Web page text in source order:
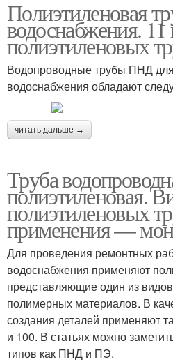
Полиэтиленовая
водоснабжения.
полиэтиленовых
Водопроводные трубы ПНД
водоснабжения обладают
читать дальше →
Труба
полиэтиленовая.
полиэтиленовых
применения —
Для проведения ремонтных
водоснабжения применяют
представляющие один из
полимерных материалов. В
создания деталей применяют
и 100. В статьях можно
типов как ПНД и ПЭ.